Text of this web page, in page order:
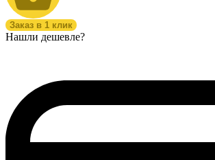
Заказ в 1 клик
Нашли дешевле?